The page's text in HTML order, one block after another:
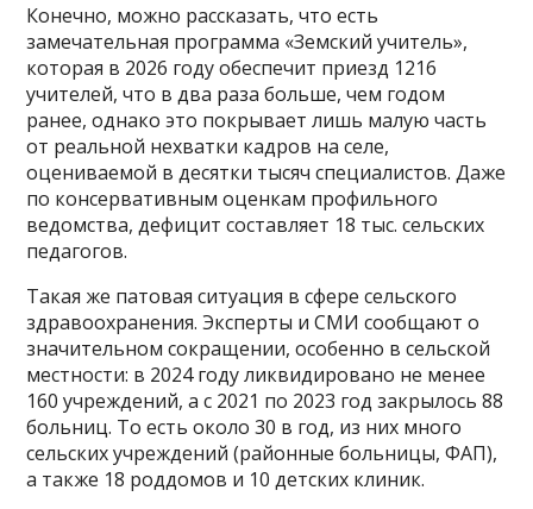
Конечно, можно рассказать, что есть
замечательная программа «Земский учитель»,
которая в 2026 году обеспечит приезд 1216
учителей, что в два раза больше, чем годом
ранее, однако это покрывает лишь малую часть
от реальной нехватки кадров на селе,
оцениваемой в десятки тысяч специалистов. Даже
по консервативным оценкам профильного
ведомства, дефицит составляет 18 тыс. сельских
педагогов.
Такая же патовая ситуация в сфере сельского
здравоохранения. Эксперты и СМИ сообщают о
значительном сокращении, особенно в сельской
местности: в 2024 году ликвидировано не менее
160 учреждений, а с 2021 по 2023 год закрылось 88
больниц. То есть около 30 в год, из них много
сельских учреждений (районные больницы, ФАП),
а также 18 роддомов и 10 детских клиник.